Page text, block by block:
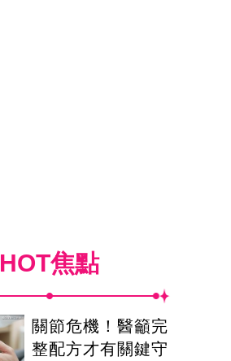
HOT焦點
關節危機！醫籲完
整配方才有關鍵守